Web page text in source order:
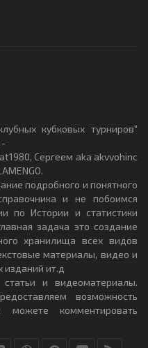
кубковых турниров"
-
Сергеем aka akvvohinc
подробного и понятного
и не побоимся
по Истории и статистики
задача это создание
хранилища всех видов
материалы, видео и
изданий ит.д
и видеоматериалы.
возможность
комментировать